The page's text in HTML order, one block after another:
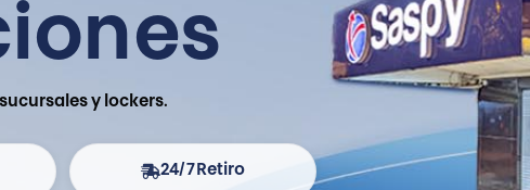
y lockers.
24/7 Retiro